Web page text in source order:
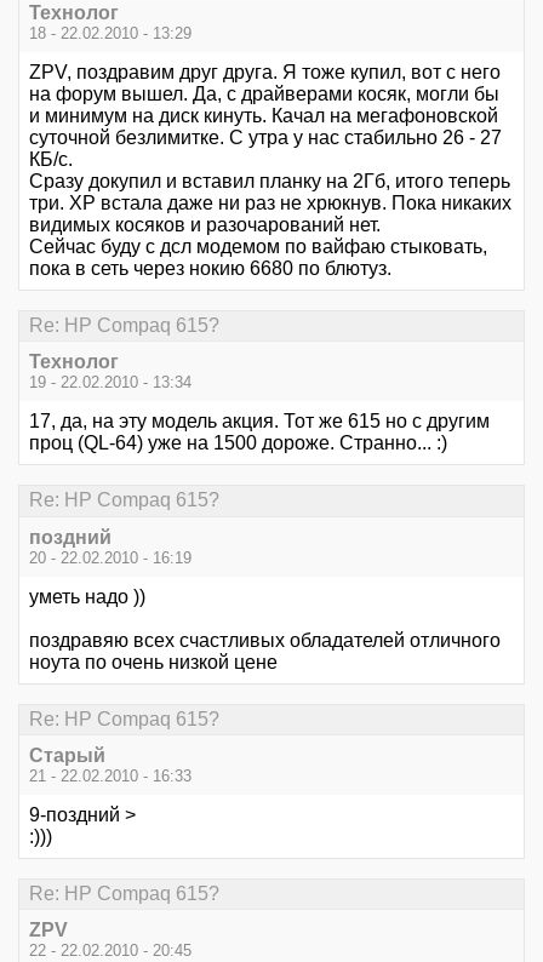
Технолог
18 - 22.02.2010 - 13:29
ZPV, поздравим друг друга. Я тоже купил, вот с него
на форум вышел. Да, с драйверами косяк, могли бы
и минимум на диск кинуть. Качал на мегафоновской
суточной безлимитке. С утра у нас стабильно 26 - 27
КБ/с.
Сразу докупил и вставил планку на 2Гб, итого теперь
три. ХР встала даже ни раз не хрюкнув. Пока никаких
видимых косяков и разочарований нет.
Сейчас буду с дсл модемом по вайфаю стыковать,
пока в сеть через нокию 6680 по блютуз.
Re: HР Сompaq 615?
Технолог
19 - 22.02.2010 - 13:34
17, да, на эту модель акция. Тот же 615 но с другим
проц (QL-64) уже на 1500 дороже. Странно... :)
Re: HР Сompaq 615?
поздний
20 - 22.02.2010 - 16:19
уметь надо ))
поздравяю всех счастливых обладателей отличного
ноута по очень низкой цене
Re: HР Сompaq 615?
Старый
21 - 22.02.2010 - 16:33
9-поздний >
:)))
Re: HР Сompaq 615?
ZPV
22 - 22.02.2010 - 20:45